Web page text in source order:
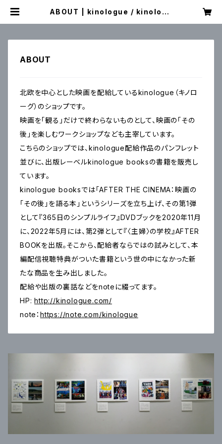
ABOUT | kinologue / kinologu
ABOUT
北欧を中心とした映画を配給しているkinologue（キノロ
ーグ）のショップです。
映画を「観る」だけで終わらないものとして、映画の「その
後」を楽しむワークショップなども主宰しています。
こちらのショップでは、kinologue配給作品のパンフレット
並びに、出版レーベルkinologue booksの書籍を販売し
ています。
kinologue booksでは「AFTER THE CINEMA：映画の
「その後」を語る本」というシリーズを立ち上げ、その第1弾
として『365日のシンプルライフ』DVDブックを2020年11月
に、2022年5月には、第2弾として『〈主婦〉の学校』AFTER
BOOKを出版。そこから、配給者ならではの試みとして、本
編配信視聴特典がついた書籍という世の中になかった新
たな商品を生み出しました。
配給や出版の裏話などをnoteに綴ってます。
HP:http://kinologue.com/
note： https://note.com/kinologue